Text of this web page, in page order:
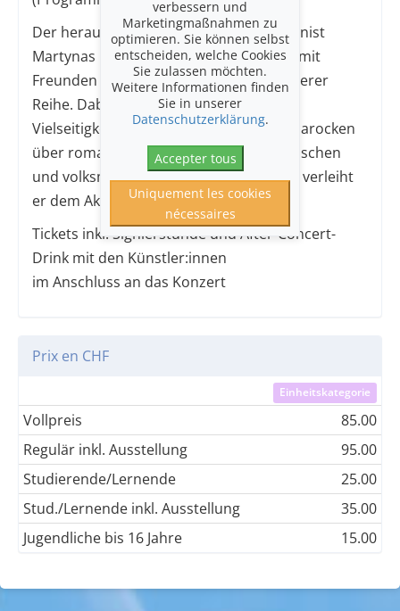
Der herausragende litauische Akkordeonist
Martynas Levickis gestaltet gemeinsam mit
Freunden sein «eigenes» Konzert in unserer
Reihe. Dabei zeigt er einmal mehr die
Vielseitigkeit seines Instruments – von barocken
über romantische bis hin zu zeitgenössischen
und volksmusikalischen Kompositionen verleiht
er dem Akkordeon in allen Stilen Ehre.
Tickets inkl. Signierstunde und After-Concert-
Drink mit den Künstler:innen
im Anschluss an das Konzert
Prix en CHF
Einheitskategorie
Vollpreis
85.00
Regulär inkl. Ausstellung
95.00
Studierende/Lernende
25.00
Stud./Lernende inkl. Ausstellung
35.00
Jugendliche bis 16 Jahre
15.00
verbessern und
Marketingmaßnahmen zu
optimieren. Sie können selbst
entscheiden, welche Cookies
Sie zulassen möchten.
Weitere Informationen finden
Sie in unserer
Datenschutzerklärung.
Accepter tous
Uniquement les cookies
nécessaires